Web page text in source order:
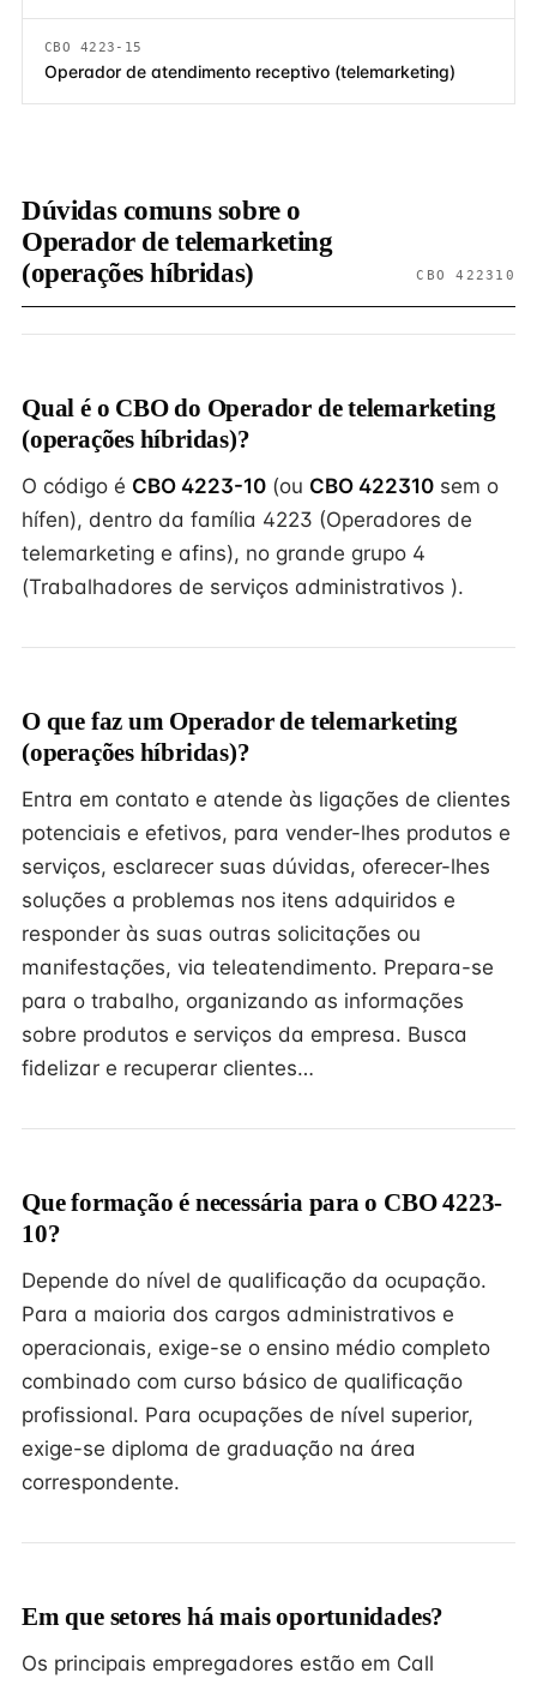
CBO 4223-15
Operador de atendimento receptivo (telemarketing)
Dúvidas comuns sobre o
Operador de telemarketing
(operações híbridas)
CBO 422310
Qual é o CBO do Operador de telemarketing
(operações híbridas)?
O código é CBO 4223-10 (ou CBO 422310 sem o
hífen), dentro da família 4223 (Operadores de
telemarketing e afins), no grande grupo 4
(Trabalhadores de serviços administrativos ).
O que faz um Operador de telemarketing
(operações híbridas)?
Entra em contato e atende às ligações de clientes
potenciais e efetivos, para vender-lhes produtos e
serviços, esclarecer suas dúvidas, oferecer-lhes
soluções a problemas nos itens adquiridos e
responder às suas outras solicitações ou
manifestações, via teleatendimento. Prepara-se
para o trabalho, organizando as informações
sobre produtos e serviços da empresa. Busca
fidelizar e recuperar clientes…
Que formação é necessária para o CBO 4223-
10?
Depende do nível de qualificação da ocupação.
Para a maioria dos cargos administrativos e
operacionais, exige-se o ensino médio completo
combinado com curso básico de qualificação
profissional. Para ocupações de nível superior,
exige-se diploma de graduação na área
correspondente.
Em que setores há mais oportunidades?
Os principais empregadores estão em Call